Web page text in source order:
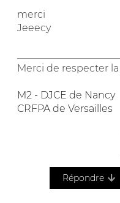
merci
Jeeecy
Merci de respecter la
M2 - DJCE de Nancy
CRFPA de Versailles
Répondre